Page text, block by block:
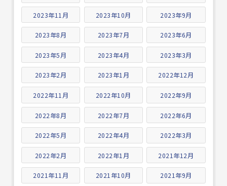
2023年11月 2023年10月 2023年9月
2023年8月 2023年7月 2023年6月
2023年5月 2023年4月 2023年3月
2023年2月 2023年1月 2022年12月
2022年11月 2022年10月 2022年9月
2022年8月 2022年7月 2022年6月
2022年5月 2022年4月 2022年3月
2022年2月 2022年1月 2021年12月
2021年11月 2021年10月 2021年9月